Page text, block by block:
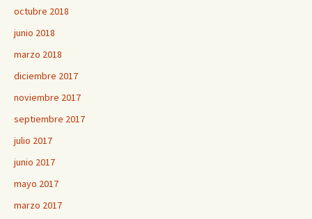
octubre 2018
junio 2018
marzo 2018
diciembre 2017
noviembre 2017
septiembre 2017
julio 2017
junio 2017
mayo 2017
marzo 2017